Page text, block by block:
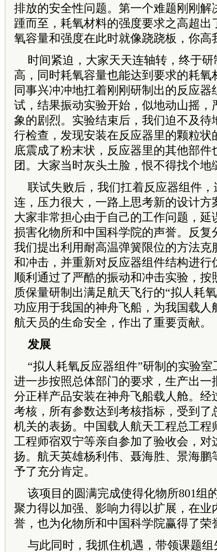
排放的安全性问题。第一个难题刚刚解
踵而至，耗氧材料的强度要求之高超出
氧容量和强度在此时就像跷跷板，你高
时间紧迫，大家天天连轴转，终于
高，同时耗氧容量也能达到要求的耗氧
同事兴冲冲地扛着刚刚研制出的反应器
试，结果振动实验开始，似地动山摇，
象的剧烈。实验结束后，我们迫不及待
行检查，发现安装在反应器里的颗粒状
底震成了粉末状，反应器里的其他部件
团。大家当时灰头土脸，恨不得找个地
联试失败后，我们扛着反应器组件
连，压力很大，一路上思考新的设计方
大家非常担心由于自己的工作问题，延
损害化物所和中国科学院的声誉。反复
我们提出利用耐高温弹簧限位的方法克
和冲击，并重新对反应器组件结构进行
顺利通过了严酷的振动和冲击实验，按
质保量研制出满足航天飞行的“拟人耗
功应用于我国的神舟飞船，为我国载人
航天员的生命安全，作出了重要贡献。
发展
“拟人耗氧反应器组件”研制的实验
进一步按照总体部门的要求，生产出一
分正样产品安装在神舟飞船载人舱。经
考核，所有参数达到考核指标，受到了
机关的表扬。中国载人航天工程总工程
工程师宿双宁等亲自参加了验收会，对
扬。航天英雄杨利伟、聂海胜、景海鹏
予了充分肯定。
该项目的圆满完成使得化物所801组
聚力得以加强、影响力得以扩展，在业
誉，也为化物所和中国科学院赢得了荣
与此同时，我抓住机遇，带领课题